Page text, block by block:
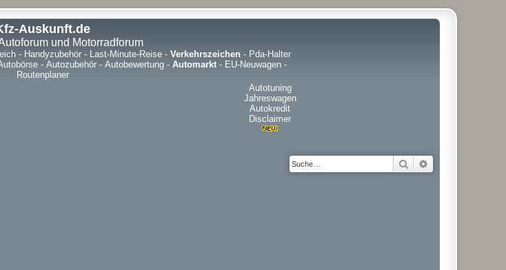
Auskunft.de
und Motorradforum
- Handyzubehör- Last-Minute-Reise- Verkehrszeichen- Pda-Halter
- Autozubehör - Autobewertung - Automarkt - EU-Neuwagen -
Routenplaner
Autotuning
Jahreswagen
Autokredit
Disclaimer
Suche